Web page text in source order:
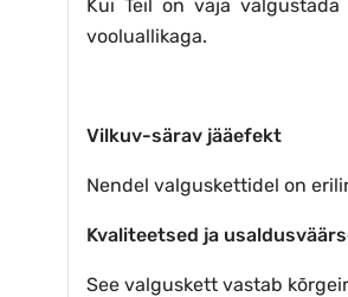
Kui Teil on vaja
vooluallikaga.
Vilkuv-särav jääefekt
Nendel valguskettidel on
Kvaliteetsed ja
See valguskett vastab